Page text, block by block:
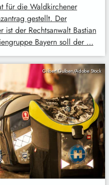
für die Waldkirchener
gestellt. Der
ist der Rechtsanwalt Bastian
Bayern soll der …
Gilbert Gulben/Adobe Stock